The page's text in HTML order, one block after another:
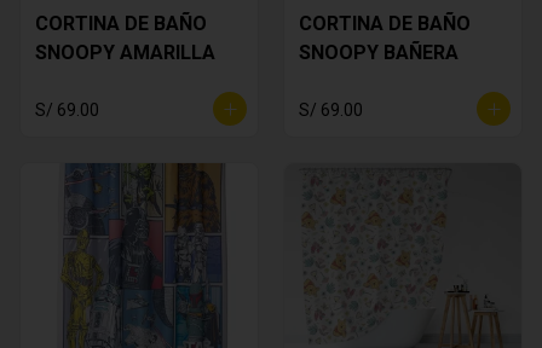
CORTINA DE BAÑO
SNOOPY AMARILLA
S/ 69.00
CORTINA DE BAÑO
SNOOPY BAÑERA
S/ 69.00